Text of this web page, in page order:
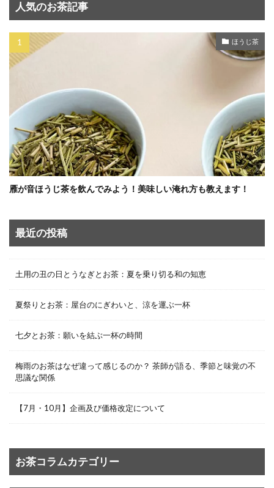
人気のお茶記事
ほうじ茶
雁が音ほうじ茶を飲んでみよう！美味しい淹れ方も教えます！
最近の投稿
土用の丑の日とうなぎとお茶：夏を乗り切る和の知恵
夏祭りとお茶：屋台のにぎわいと、涼を運ぶ一杯
七夕とお茶：願いを結ぶ一杯の時間
梅雨のお茶はなぜ違って感じるのか？ 茶師が語る、季節と味覚の不
思議な関係
【7月・10月】企画及び価格改定について
お茶コラムカテゴリー